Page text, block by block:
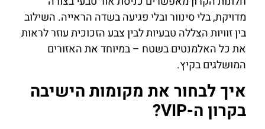
מדויקת, בלי סינוור ובלי פגיעה בשדה הראייה. השילוב
בין זוויות הצללה טבעיות לבין צבע הזכוכית עוזר לראות
את כל האלמנטים בשטח – במיוחד את האזורים
המושלגים בקיץ.
איך לבחור את מקומות הישיבה
בקרון ה-VIP?